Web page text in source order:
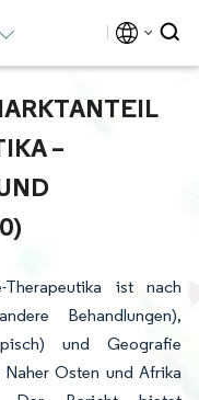
F
– W
P
ist nach
Behandlungen),
und Geografie
Osten und Afrika